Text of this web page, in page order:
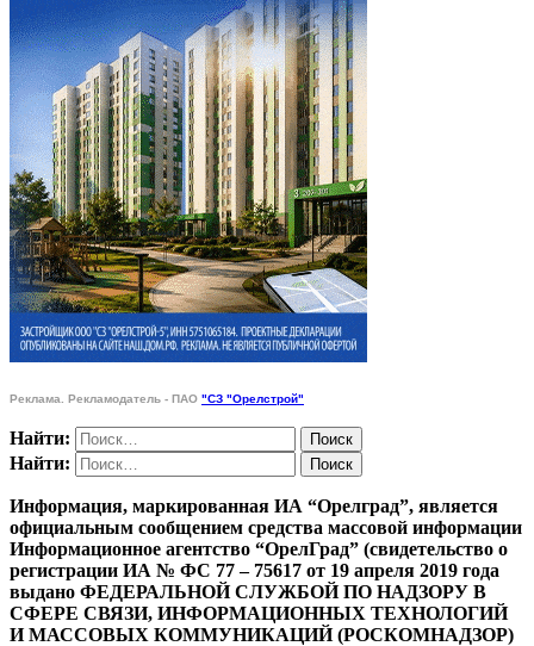
Реклама. Рекламодатель - ПАО "СЗ "Орелстрой"
Найти:
Найти:
Информация, маркированная ИА “Орелград”, является
официальным сообщением средства массовой информации
Информационное агентство “ОрелГрад” (свидетельство о
регистрации ИА № ФС 77 – 75617 от 19 апреля 2019 года
выдано ФЕДЕРАЛЬНОЙ СЛУЖБОЙ ПО НАДЗОРУ В
СФЕРЕ СВЯЗИ, ИНФОРМАЦИОННЫХ ТЕХНОЛОГИЙ
И МАССОВЫХ КОММУНИКАЦИЙ (РОСКОМНАДЗОР)